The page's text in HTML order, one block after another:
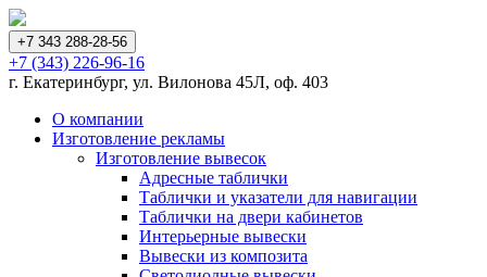
+7 343 288-28-56
+7 (343) 226-96-16
г. Екатеринбург, ул. Вилонова 45Л, оф. 403
О компании
Изготовление рекламы
Изготовление вывесок
Адресные таблички
Таблички и указатели для навигации
Таблички на двери кабинетов
Интерьерные вывески
Вывески из композита